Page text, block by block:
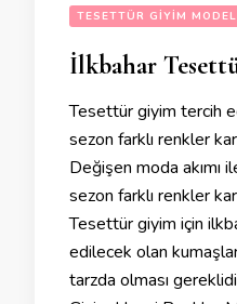
TESETTÜR GIYIM
İlkbahar
Tesettür giyim tercih
sezon farklı renkler
Değişen moda akımı
sezon farklı renkler
Tesettür giyim için
edilecek olan
tarzda olması